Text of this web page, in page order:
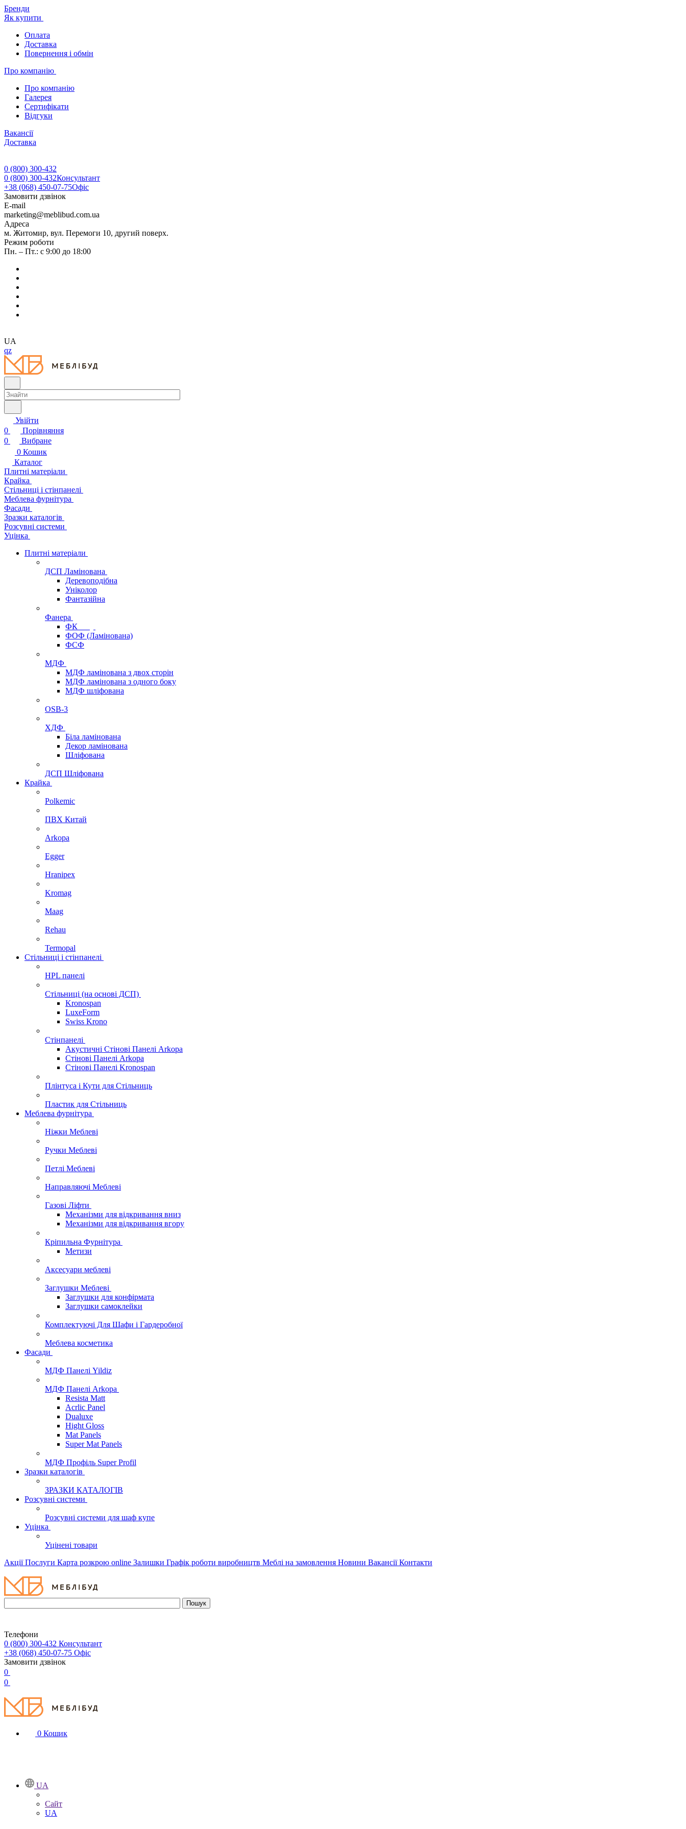
Бренди
Як купити
Оплата
Доставка
Повернення і обмін
Про компанію
Про компанію
Галерея
Сертифікати
Відгуки
Вакансії
Доставка
0 (800) 300-432
0 (800) 300-432Консультант
+38 (068) 450-07-75Офіс
Замовити дзвінок
E-mail
marketing@meblibud.com.ua
Адреса
м. Житомир, вул. Перемоги 10, другий поверх.
Режим роботи
Пн. – Пт.: с 9:00 до 18:00
UA
qz
Увійти
0
Порівняння
0
Вибране
0 Кошик
Каталог
Плитні матеріали
Крайка
Стільниці і стінпанелі
Меблева фурнітура
Фасади
Зразки каталогів
Розсувні системи
Уцінка
Плитні матеріали
ДСП Ламінована
Деревоподібна
Уніколор
Фантазійна
Фанера
ФК
ФОФ (Ламінована)
ФСФ
МДФ
МДФ ламінована з двох сторін
МДФ ламінована з одного боку
МДФ шліфована
OSB-3
ХДФ
Біла ламінована
Декор ламінована
Шліфована
ДСП Шліфована
Крайка
Polkemic
ПВХ Китай
Arkopa
Egger
Hranipex
Kromag
Maag
Rehau
Termopal
Стільниці і стінпанелі
HPL панелі
Стільниці (на основі ДСП)
Kronospan
LuxeForm
Swiss Krono
Стінпанелі
Акустичні Стінові Панелі Аrkopa
Стінові Панелі Arkopa
Стінові Панелі Kronospan
Плінтуса і Кути для Стільниць
Пластик для Стільниць
Меблева фурнітура
Ніжки Меблеві
Ручки Меблеві
Петлі Меблеві
Направляючі Меблеві
Газові Ліфти
Механізми для відкривання вниз
Механізми для відкривання вгору
Кріпильна Фурнітура
Метизи
Аксесуари меблеві
Заглушки Меблеві
Заглушки для конфірмата
Заглушки самоклейки
Комплектуючі Для Шафи і Гардеробної
Меблева косметика
Фасади
МДФ Панелі Yildiz
МДФ Панелі Arkopa
Resista Matt
Acrlic Panel
Dualuxe
Hight Gloss
Mat Panels
Super Mat Panels
МДФ Профіль Super Profil
Зразки каталогів
ЗРАЗКИ КАТАЛОГІВ
Розсувні системи
Розсувні системи для шаф купе
Уцінка
Уцінені товари
Акції Послуги Карта розкрою online Залишки Графік роботи виробництв Меблі на замовлення Новини Вакансії Контакти
Телефони
0 (800) 300-432 Консультант
+38 (068) 450-07-75 Офіс
Замовити дзвінок
0
0
0 Кошик
UA
Сайт
UA